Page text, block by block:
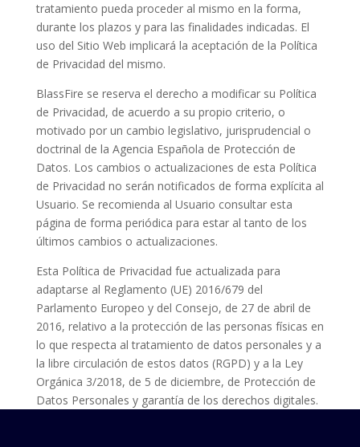
tratamiento pueda proceder al mismo en la forma,
durante los plazos y para las finalidades indicadas. El
uso del Sitio Web implicará la aceptación de la Política
de Privacidad del mismo.
BlassFire se reserva el derecho a modificar su Política
de Privacidad, de acuerdo a su propio criterio, o
motivado por un cambio legislativo, jurisprudencial o
doctrinal de la Agencia Española de Protección de
Datos. Los cambios o actualizaciones de esta Política
de Privacidad no serán notificados de forma explícita al
Usuario. Se recomienda al Usuario consultar esta
página de forma periódica para estar al tanto de los
últimos cambios o actualizaciones.
Esta Política de Privacidad fue actualizada para
adaptarse al Reglamento (UE) 2016/679 del
Parlamento Europeo y del Consejo, de 27 de abril de
2016, relativo a la protección de las personas físicas en
lo que respecta al tratamiento de datos personales y a
la libre circulación de estos datos (RGPD) y a la Ley
Orgánica 3/2018, de 5 de diciembre, de Protección de
Datos Personales y garantía de los derechos digitales.